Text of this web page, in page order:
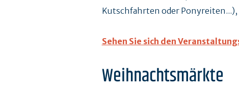
Kutschfahrten oder Ponyreiten...),
Sehen Sie sich den
Weihnachtsmärkte